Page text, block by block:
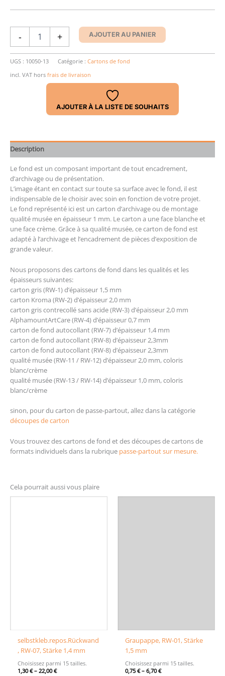
-
Archivrückwand,
weiß,
RW-
+ AJOUTER AU PANIER
UGS : 10050-13 Catégorie : Cartons de fond
incl. VAT hors frais de livraison
AJOUTER À LA LISTE DE SOUHAITS
Description
Le fond est un composant important de tout encadrement,
d’archivage ou de présentation.
L’image étant en contact sur toute sa surface avec le fond, il est
indispensable de le choisir avec soin en fonction de votre projet.
Le fond représenté ici est un carton d’archivage ou de montage
qualité musée en épaisseur 1 mm. Le carton a une face blanche et
une face crème. Grâce à sa qualité musée, ce carton de fond est
adapté à l’archivage et l’encadrement de pièces d’exposition de
grande valeur.
Nous proposons des cartons de fond dans les qualités et les
épaisseurs suivantes:
carton gris (RW-1) d’épaisseur 1,5 mm
carton Kroma (RW-2) d’épaisseur 2,0 mm
carton gris contrecollé sans acide (RW-3) d’épaisseur 2,0 mm
AlphamountArtCare (RW-4) d’épaisseur 0,7 mm
carton de fond autocollant (RW-7) d’épaisseur 1,4 mm
carton de fond autocollant (RW-8) d’épaisseur 2,3mm
carton de fond autocollant (RW-8) d’épaisseur 2,3mm
qualité musée (RW-11 / RW-12) d’épaisseur 2,0 mm, coloris
blanc/crème
qualité musée (RW-13 / RW-14) d’épaisseur 1,0 mm, coloris
blanc/crème
sinon, pour du carton de passe-partout, allez dans la catégorie
découpes de carton
Vous trouvez des cartons de fond et des découpes de cartons de
formats individuels dans la rubrique passe-partout sur mesure.
Cela pourrait aussi vous plaire
selbstkleb.repos.Rückwand
, RW-07, Stärke 1,4 mm
Choisissez parmi 15 tailles.
1,30€–22,00€
Graupappe, RW-01, Stärke
1,5 mm
Choisissez parmi 15 tailles.
0,75€–6,70€